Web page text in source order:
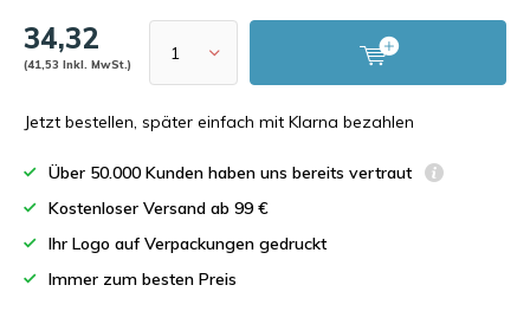
34,32
(41,53 Inkl. MwSt.)
Jetzt bestellen, später einfach mit Klarna bezahlen
Über 50.000 Kunden haben uns bereits vertraut
Kostenloser Versand ab 99 €
Ihr Logo auf Verpackungen gedruckt
Immer zum besten Preis